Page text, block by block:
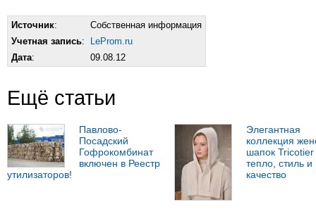
Источник:
Собственная информация
Учетная запись:
LeProm.ru
Дата: 09.08.12
Ещё статьи
Павлово-
Посадский
Гофрокомбинат
включен в Реестр
утилизаторов!
Элегантная
коллекция
шапок Tricotier
тепло, стиль и
качество